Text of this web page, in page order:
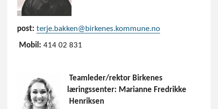
post: terje.bakken@birkenes.kommune.no
Mobil: 414 02 831
Teamleder/rektor Birkenes
læringssenter: Marianne Fredrikke
Henriksen